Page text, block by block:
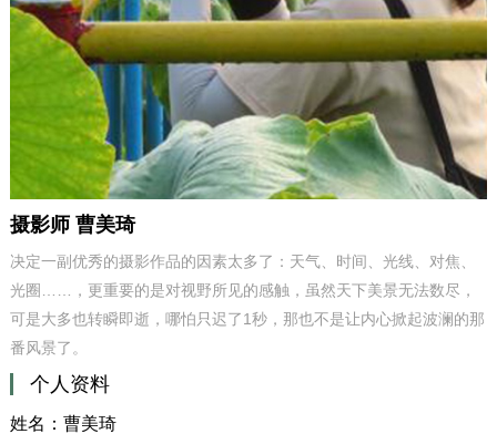
摄影师 曹美琦
决定一副优秀的摄影作品的因素太多了：天气、时间、光线、对焦、
光圈……，更重要的是对视野所见的感触，虽然天下美景无法数尽，
可是大多也转瞬即逝，哪怕只迟了1秒，那也不是让内心掀起波澜的那
番风景了。
个人资料
姓名：曹美琦